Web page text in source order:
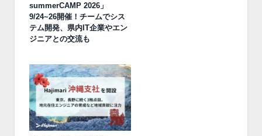
summerCAMP 2026」
9/24~26開催！チームでシス
テム開発、県内IT企業やエン
ジニアとの交流も